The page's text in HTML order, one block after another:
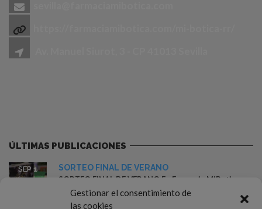
Gestionar el consentimiento de
las cookies
ÚLTIMAS PUBLICACIONES
SORTEO FINAL DE VERANO
SEP 1
SORTEO FINAL DE VERANO En Farmacia MiBotica